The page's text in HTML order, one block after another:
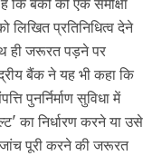
कि बैंकों को एक समीक्षा
लिखित प्रतिनिधित्व देने
ही जरूरत पड़ने पर
बैंक ने यह भी कहा कि
पुनर्निर्माण सुविधा में
का निर्धारण करने या उसे
पूरी करने की जरूरत